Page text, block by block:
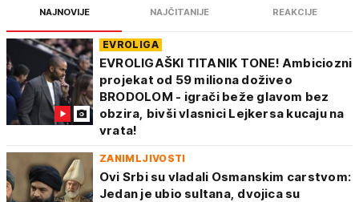
NAJNOVIJE NAJČITANIJE REAKCIJE
EVROLIGA
EVROLIGAŠKI TITANIK TONE! Ambiciozni
projekat od 59 miliona doživeo
BRODOLOM - igrači beže glavom bez
obzira, bivši vlasnici Lejkersa kucaju na
vrata!
ZANIMLJIVOSTI
Ovi Srbi su vladali Osmanskim carstvom:
Jedan je ubio sultana, dvojica su